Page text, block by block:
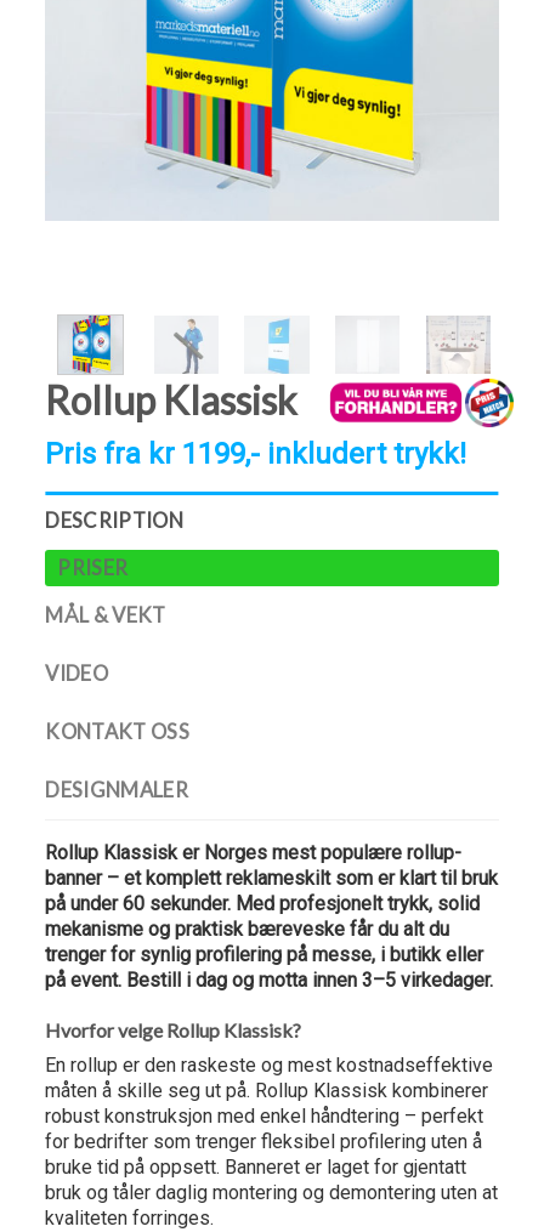
Rollup Klassisk
Pris fra kr 1199,- inkludert trykk!
DESCRIPTION
PRISER
MÅL & VEKT
VIDEO
KONTAKT OSS
DESIGNMALER
Rollup Klassisk er Norges mest populære rollup-
banner – et komplett reklameskilt som er klart til bruk
på under 60 sekunder. Med profesjonelt trykk, solid
mekanisme og praktisk bæreveske får du alt du
trenger for synlig profilering på messe, i butikk eller
på event. Bestill i dag og motta innen 3–5 virkedager.
Hvorfor velge Rollup Klassisk?
En rollup er den raskeste og mest kostnadseffektive
måten å skille seg ut på. Rollup Klassisk kombinerer
robust konstruksjon med enkel håndtering – perfekt
for bedrifter som trenger fleksibel profilering uten å
bruke tid på oppsett. Banneret er laget for gjentatt
bruk og tåler daglig montering og demontering uten at
kvaliteten forringes.